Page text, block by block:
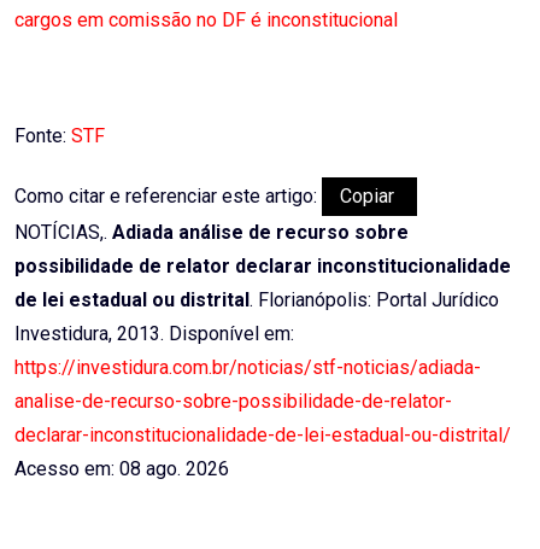
cargos em comissão no DF é inconstitucional
Fonte: STF
Como citar e referenciar este artigo:
Copiar
NOTÍCIAS,. Adiada análise de recurso sobre
possibilidade de relator declarar inconstitucionalidade
de lei estadual ou distrital . Florianópolis: Portal Jurídico
Investidura, 2013. Disponível em:
https://investidura.com.br/noticias/stf-noticias/adiada-
analise-de-recurso-sobre-possibilidade-de-relator-
declarar-inconstitucionalidade-de-lei-estadual-ou-distrital/
Acesso em: 08 ago. 2026